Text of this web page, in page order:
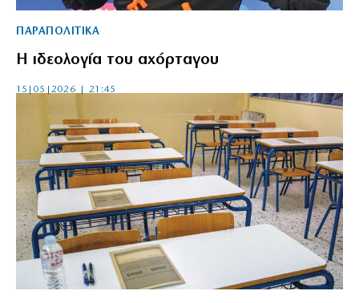
ΠΑΡΑΠΟΛΙΤΙΚΑ
Η ιδεολογία του αχόρταγου
15|05|2026 | 21:45